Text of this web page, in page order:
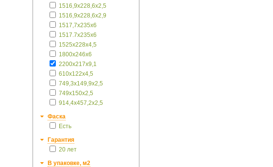
1516,9х228,6х2,5
1516,9х228,6х2,9
1517,7x235x6
1517.7x235x6
1525х228х4,5
1800x246x6
2200х217х9,1
610х122х4,5
749,3x149,9x2,5
749х150х2,5
914,4х457,2х2,5
Фаска
Есть
Гарантия
20 лет
В упаковке, м2